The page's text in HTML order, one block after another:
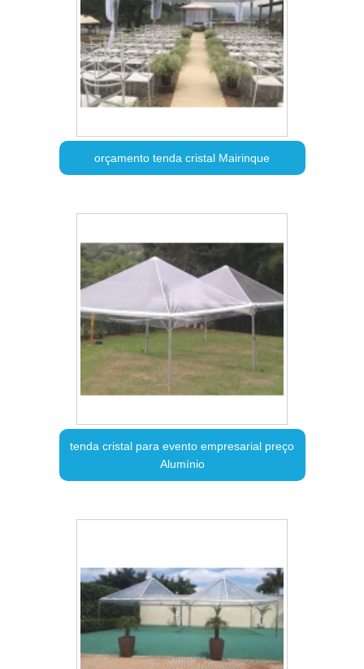
orçamento tenda cristal Mairinque
tenda cristal para evento empresarial preço
Alumínio